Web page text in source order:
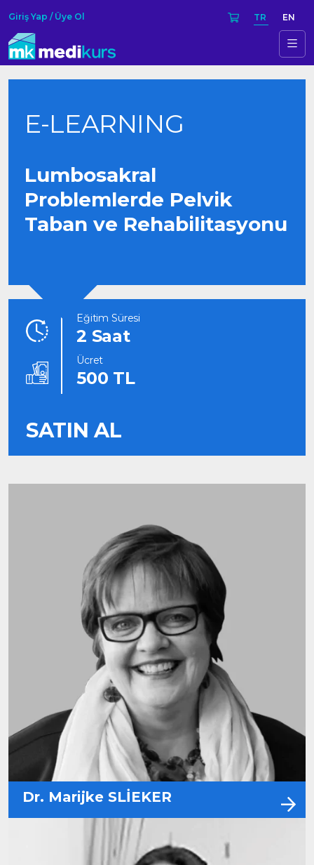
Giriş Yap / Üye Ol TR EN
E-LEARNING
Lumbosakral
Problemlerde Pelvik
Taban ve Rehabilitasyonu
Eğitim Süresi
2 Saat
Ücret
500 TL
SATIN AL
Dr. Marijke SLİEKER